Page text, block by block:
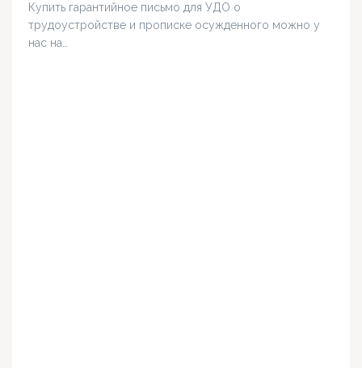
Купить гарантийное письмо для УДО о
трудоустройстве и прописке осужденного можно у
нас на…